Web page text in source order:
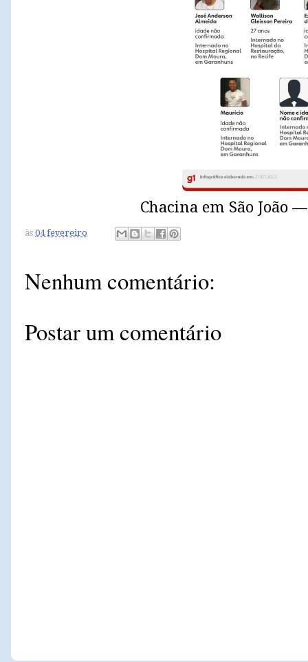
Chacina em São João
às 04 fevereiro
Nenhum comentário:
Postar um comentário